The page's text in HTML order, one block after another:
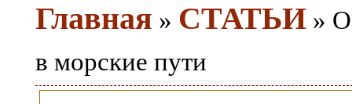
Главная » СТАТЬИ »
в морские пути